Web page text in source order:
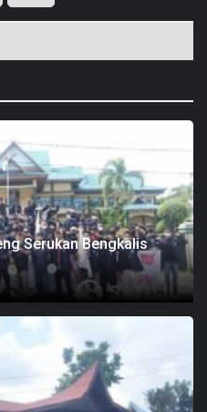
Serukan Bengkalis